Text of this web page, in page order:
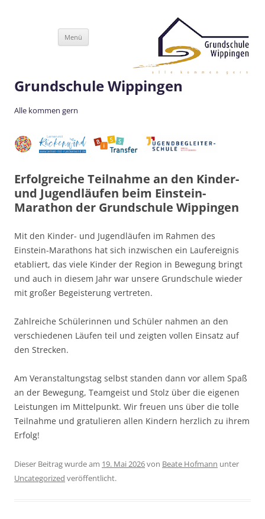
Grundschule Wippingen
Alle kommen gern
Menü
Erfolgreiche Teilnahme an den Kinder-
und Jugendläufen beim Einstein-
Marathon der Grundschule Wippingen
Mit den Kinder- und Jugendläufen im Rahmen des
Einstein-Marathons hat sich inzwischen ein Laufereignis
etabliert, das viele Kinder der Region in Bewegung bringt
und auch in diesem Jahr war unsere Grundschule wieder
mit großer Begeisterung vertreten.
Zahlreiche Schülerinnen und Schüler nahmen an den
verschiedenen Läufen teil und zeigten vollen Einsatz auf
den Strecken.
Am Veranstaltungstag selbst standen dann vor allem Spaß
an der Bewegung, Teamgeist und Stolz über die eigenen
Leistungen im Mittelpunkt. Wir freuen uns über die tolle
Teilnahme und gratulieren allen Kindern herzlich zu ihrem
Erfolg!
Dieser Beitrag wurde am 19. Mai 2026von Beate Hofmann unter
Uncategorized veröffentlicht.